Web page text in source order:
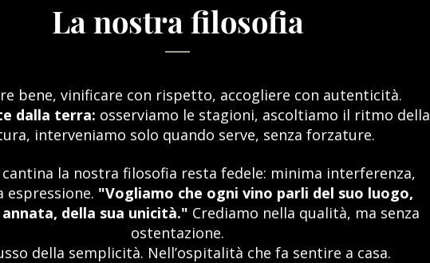
La nostra filosofia
bene, vinificare con rispetto, accogliere con autenticità.
dalla terra: osserviamo le stagioni, ascoltiamo il ritmo della
interveniamo solo quando serve, senza forzature.
cantina la nostra filosofia resta fedele: minima interferenza,
espressione. "Vogliamo che ogni vino parli del suo luogo,
della sua unicità." Crediamo nella qualità, ma senza
ostentazione.
della semplicità. Nell’ospitalità che fa sentire a casa.